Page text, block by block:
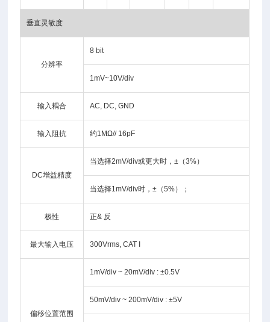
垂直灵敏度
分辨率
8 bit
1mV~10V/div
输入耦合 AC, DC, GND
输入阻抗 约1MΩ// 16pF
DC增益精度
当选择2mV/div或更大时，±（3%）
当选择1mV/div时，±（5%）；
极性 正& 反
最大输入电压 300Vrms, CAT I
偏移位置范围
1mV/div ~ 20mV/div : ±0.5V
50mV/div ~ 200mV/div : ±5V